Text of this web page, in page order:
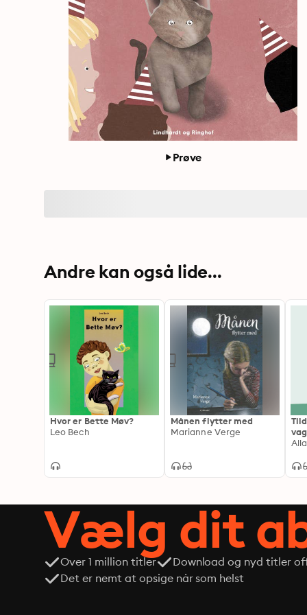
Prøve
Andre kan også lide...
Hvor er Bette Møv?
Leo Bech
Månen flytter med
Marianne Verge
Vælg dit
Over 1 million titler
Download og nyd titler
Det er nemt at opsige når som helst